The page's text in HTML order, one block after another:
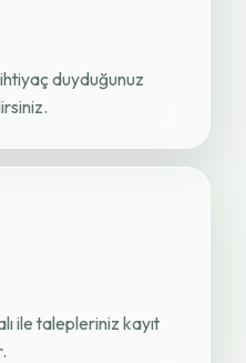
duyduğunuz
ile talepleriniz kayıt